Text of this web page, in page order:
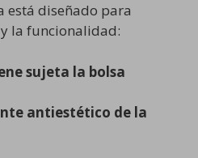
está diseñado para
la funcionalidad:
sujeta la bolsa
antiestético de la